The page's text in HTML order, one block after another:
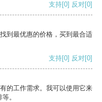
支持[0] 反对[0]
到最优惠的价格，买到最合适
支持[0] 反对[0]
的工作需求。我可以使用它来
。